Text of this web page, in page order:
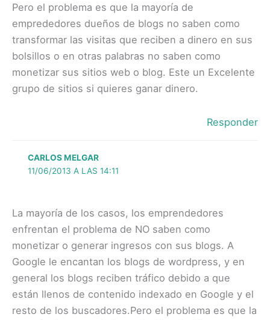
Pero el problema es que la mayoría de
emprededores dueños de blogs no saben como
transformar las visitas que reciben a dinero en sus
bolsillos o en otras palabras no saben como
monetizar sus sitios web o blog. Este un Excelente
grupo de sitios si quieres ganar dinero.
Responder
CARLOS MELGAR
11/06/2013 A LAS 14:11
La mayoría de los casos, los emprendedores
enfrentan el problema de NO saben como
monetizar o generar ingresos con sus blogs. A
Google le encantan los blogs de wordpress, y en
general los blogs reciben tráfico debido a que
están llenos de contenido indexado en Google y el
resto de los buscadores.Pero el problema es que la